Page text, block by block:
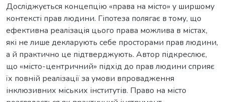
Досліджується концепцію «права на місто» у ширшому
контексті прав людини. Гіпотеза полягає в тому, що
ефективна реалізація цього права можлива в містах,
які не лише декларують себе просторами прав людини,
а й практично це підтверджують. Автор підкреслює,
що «місто-центричний» підхід до прав людини сприяє
їх повній реалізації за умови впровадження
інклюзивних міських інститутів. Право на місто